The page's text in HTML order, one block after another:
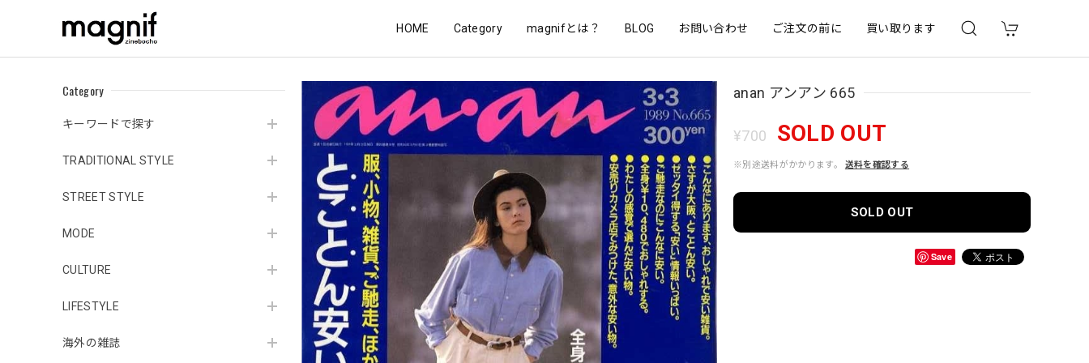
HOME Category magnifとは？ BLOG お問い合わせ ご注文の前に 買い取ります
Category
キーワードで探す
TRADITIONAL STYLE
STREET STYLE
MODE
CULTURE
LIFESTYLE
海外の雑誌
anan アンアン 665
¥700 SOLD OUT
※別途送料がかかります。 送料を確認する
SOLD OUT
Save